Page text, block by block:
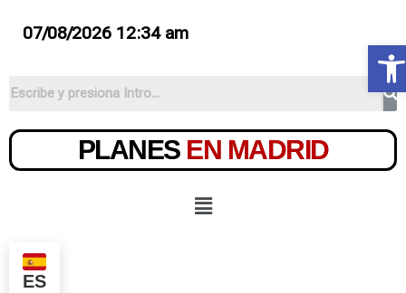
07/08/2026 12:34 am
PLANES EN MADRID
ES